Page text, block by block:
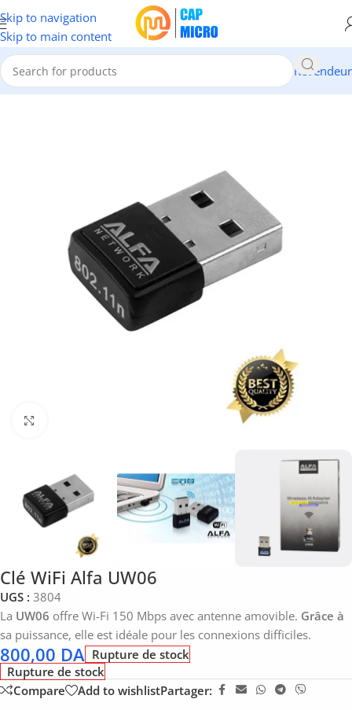
Skip to navigation
Skip to main content
Revendeur
Accueil/RESEAUX/Clés Wifi & Bluetooth
Clé WiFi Alfa UW06
UGS : 3804
La UW06 offre Wi-Fi 150 Mbps avec antenne amovible. Grâce à
sa puissance, elle est idéale pour les connexions difficiles.
800,00 DA Rupture de stock
Rupture de stock
Compare
Add to wishlistPartager: